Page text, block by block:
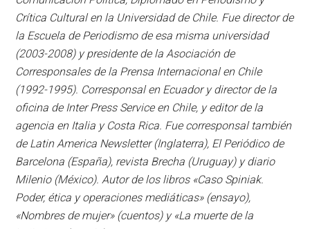
Crítica Cultural en la Universidad de Chile. Fue director de
la Escuela de Periodismo de esa misma universidad
(2003-2008) y presidente de la Asociación de
Corresponsales de la Prensa Internacional en Chile
(1992-1995). Corresponsal en Ecuador y director de la
oficina de Inter Press Service en Chile, y editor de la
agencia en Italia y Costa Rica. Fue corresponsal también
de Latin America Newsletter (Inglaterra), El Periódico de
Barcelona (España), revista Brecha (Uruguay) y diario
Milenio (México). Autor de los libros «Caso Spiniak.
Poder, ética y operaciones mediáticas» (ensayo),
«Nombres de mujer» (cuentos) y «La muerte de la